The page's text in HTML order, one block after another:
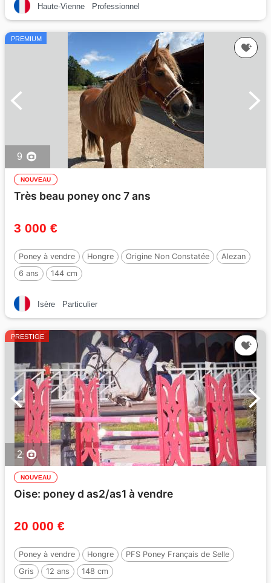
Haute-Vienne Professionnel
PREMIUM
9
NOUVEAU
Très beau poney onc 7 ans
3 000 €
Poney à vendre Hongre Origine Non Constatée
Alezan
6 ans
144 cm
Isère Particulier
PRESTIGE
2
NOUVEAU
Oise: poney d as2/as1 à vendre
20 000 €
Poney à vendre Hongre
PFS Poney Français de Selle
Gris
12 ans 148 cm